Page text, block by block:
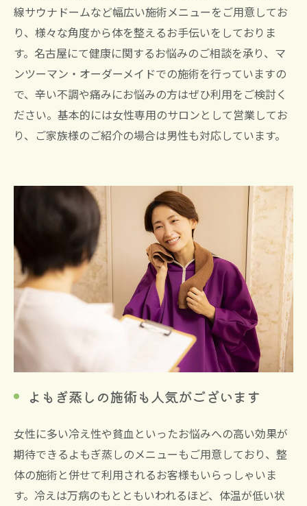
線サウナドームなど幅広い施術メニューをご用意してお
り、様々な角度から体を整えるお手伝いをしておりま
す。名古屋にて健康に関するお悩みのご相談を承り、マ
ンツーマン・オーダーメイドでの施術を行っていますの
で、辛い不調や痛みにお悩みの方はぜひ利用をご検討く
ださい。基本的には女性専用のサロンとして営業してお
り、ご家族様のご紹介の場合は男性も対応しています。
よもぎ蒸しの施術も人気がございます
女性に多い冷え性や貧血といったお悩みへの高い効果が
期待できるよもぎ蒸しのメニューもご用意しており、整
体の施術と併せて利用されるお客様もいらっしゃいま
す。冷えは万病のもとともいわれるほど、体温が低い状